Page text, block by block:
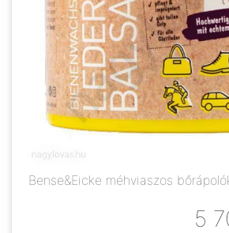
Bense&Eicke méhviaszos
5